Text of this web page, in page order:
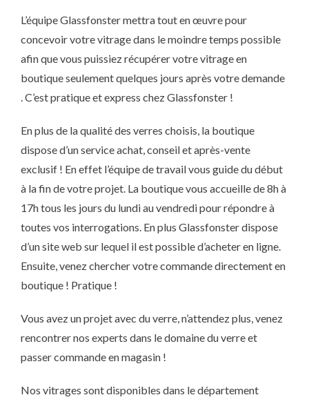
L’équipe Glassfonster mettra tout en œuvre pour
concevoir votre vitrage dans le moindre temps possible
afin que vous puissiez récupérer votre vitrage en
boutique seulement quelques jours après votre demande
. C’est pratique et express chez Glassfonster !
En plus de la qualité des verres choisis, la boutique
dispose d’un service achat, conseil et après-vente
exclusif ! En effet l’équipe de travail vous guide du début
à la fin de votre projet. La boutique vous accueille de 8h à
17h tous les jours du lundi au vendredi pour répondre à
toutes vos interrogations. En plus Glassfonster dispose
d’un site web sur lequel il est possible d’acheter en ligne.
Ensuite, venez chercher votre commande directement en
boutique ! Pratique !
Vous avez un projet avec du verre, n’attendez plus, venez
rencontrer nos experts dans le domaine du verre et
passer commande en magasin !
Nos vitrages sont disponibles dans le département